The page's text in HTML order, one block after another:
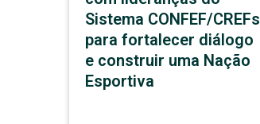
Sistema CONFEF/CREFs
para fortalecer diálogo
e construir uma Nação
Esportiva